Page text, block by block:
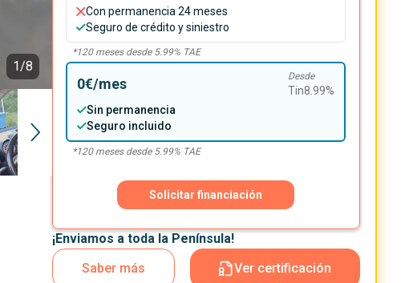
1/8
Con permanencia 24 meses
Seguro de crédito y siniestro
*120meses desde 5.99% TAE
0€/mes Desde
Tin8.99%
Sin permanencia
Seguro incluido
*120meses desde 5.99% TAE
Solicitar financiación
¡Enviamos a toda la Península!
Saber más
Ver certificación